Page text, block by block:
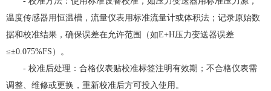
温度传感器用恒温槽，流量仪表用标准流量计或体积法；记录原始数
据和校准结果，确保误差在允许范围（如E+H压力变送器误差
≤±0.075%FS）。
- 校准后处理：合格仪表贴校准标签注明有效期；不合格仪表需
调整、维修或更换，重新校准后方可投入使用。